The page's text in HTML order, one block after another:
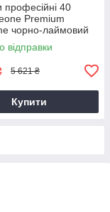
професійні 40
Premium
чорно-лаймовий
відправки
5 621 ₴
Купити